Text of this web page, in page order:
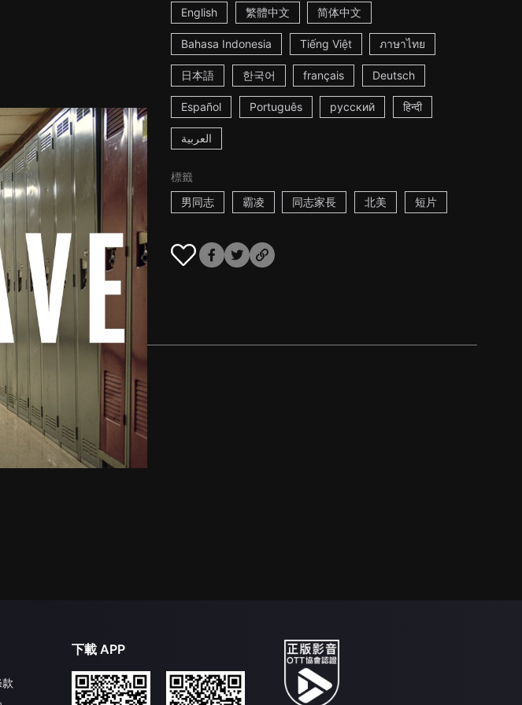
English 繁體中文 简体中文
Bahasa Indonesia Tiếng Việt ภาษาไทย
日本語 한국어 français Deutsch
Español Português русский हिन्दी
العربية
標籤
男同志
霸凌 同志家長 北美 短片
下載 APP